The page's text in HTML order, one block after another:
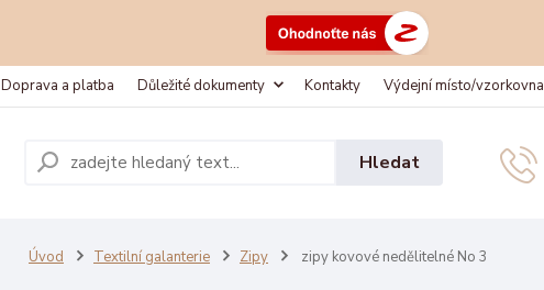
Doprava a platba Důležité dokumenty Kontakty Výdejní místo/vzorkovna
Hledat
Úvod Textilní galanterie Zipy zipy kovové nedělitelné No 3